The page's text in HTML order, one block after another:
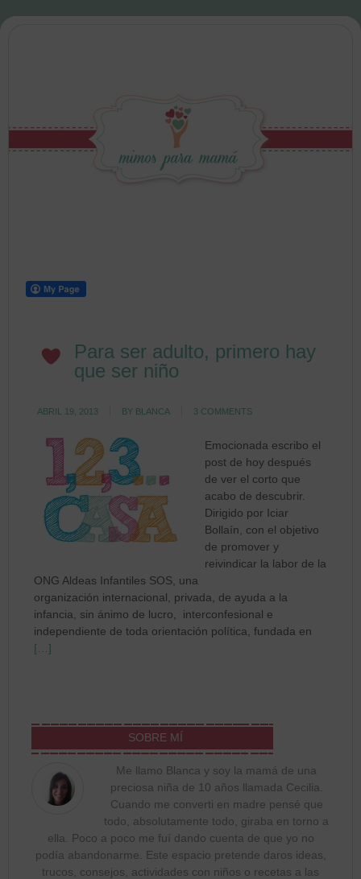
Para ser adulto, primero hay
que ser niño
ABRIL 19, 2013 BY BLANCA 3 COMMENTS
Emocionada escribo el
post de hoy después
de ver el corto que
acabo de descubrir.
Dirigido por Iciar
Bollaín, con el objetivo
de promover y
reivindicar la labor de la
ONG Aldeas Infantiles SOS, una
organización internacional, privada, de ayuda a la
infancia, sin ánimo de lucro, interconfesional e
independiente de toda orientación política, fundada en
[…]
SOBRE MÍ
Me llamo Blanca y soy la mamá de una
preciosa niña de 10 años llamada Cecilia.
Cuando me converti en madre pensé que
todo, absolutamente todo, giraba en torno a
ella. Poco a poco me fuí dando cuenta de que yo no
podía abandonarme. Este espacio pretende daros ideas,
trucos, consejos, actividades con niños o recetas a las